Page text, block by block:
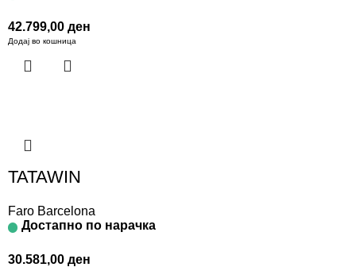
42.799,00 ден
Додај во кошница
TATAWIN
Faro Barcelona
Достапно по нарачка
30.581,00 ден